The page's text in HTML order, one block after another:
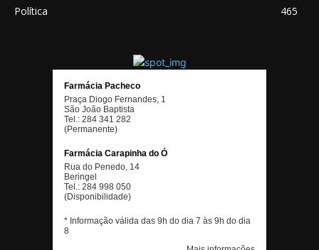
Política
465